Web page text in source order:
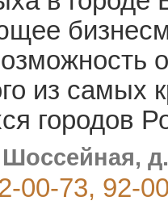
из самых
городов
Шоссейная,
00-73, 92-